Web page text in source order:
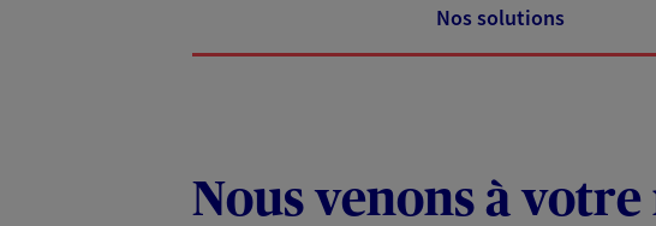
Nos solutions
Nous venons à